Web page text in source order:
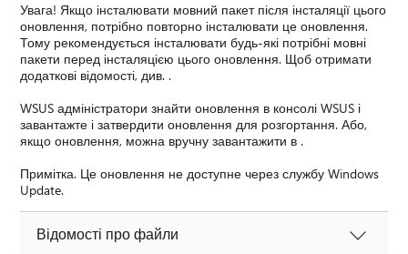
Увага! Якщо інсталювати мовний пакет після інсталяції цього
оновлення, потрібно повторно інсталювати це оновлення.
Тому рекомендується інсталювати будь-які потрібні мовні
пакети перед інсталяцією цього оновлення. Щоб отримати
додаткові відомості, див. .
WSUS адміністратори знайти оновлення в консолі WSUS і
завантажте і затвердити оновлення для розгортання. Або,
якщо оновлення, можна вручну завантажити в .
Примітка. Це оновлення не доступне через службу Windows
Update.
Відомості про файли